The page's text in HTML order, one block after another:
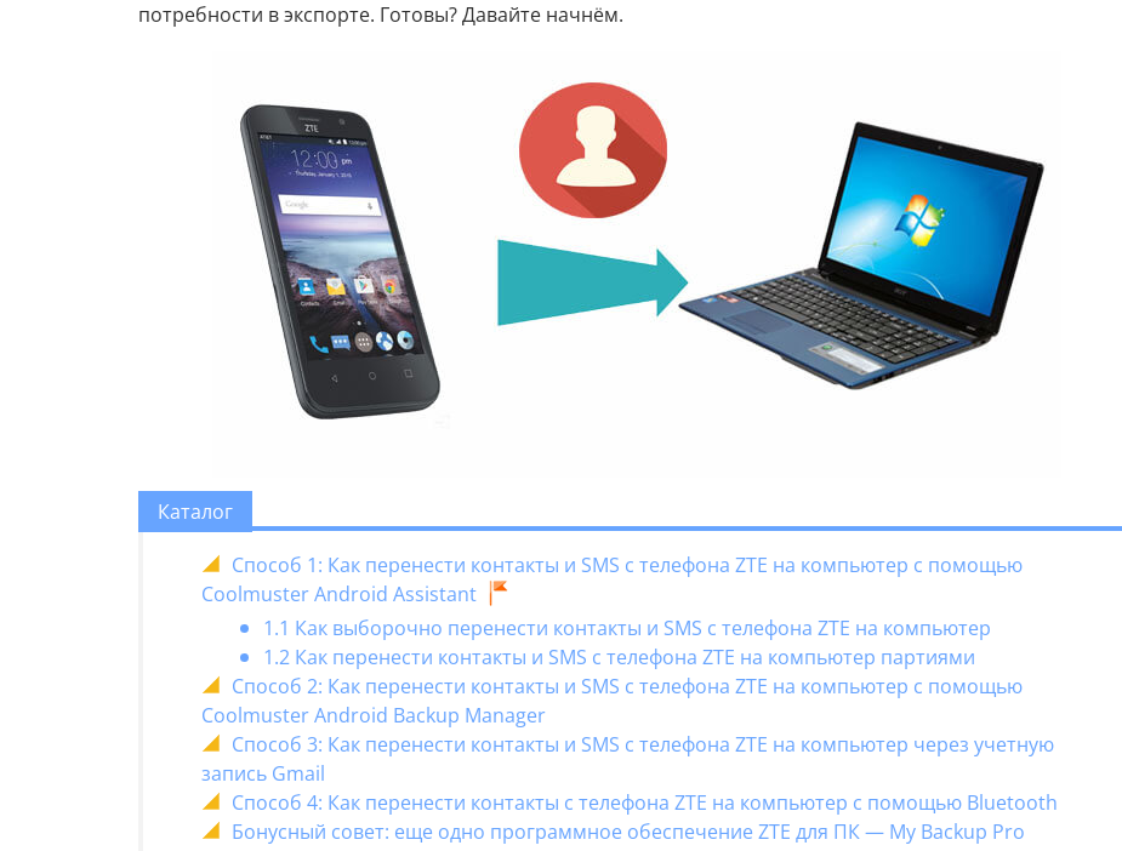
потребности в экспорте. Готовы? Давайте начнём.
Каталог
Способ 1: Как перенести контакты и SMS с телефона ZTE на компьютер с помощью
Coolmuster Android Assistant
1.1 Как выборочно перенести контакты и SMS с телефона ZTE на компьютер
1.2 Как перенести контакты и SMS с телефона ZTE на компьютер партиями
Способ 2: Как перенести контакты и SMS с телефона ZTE на компьютер с помощью
Coolmuster Android Backup Manager
Способ 3: Как перенести контакты и SMS с телефона ZTE на компьютер через учетную
запись Gmail
Способ 4: Как перенести контакты с телефона ZTE на компьютер с помощью Bluetooth
Бонусный совет: еще одно программное обеспечение ZTE для ПК — My Backup Pro